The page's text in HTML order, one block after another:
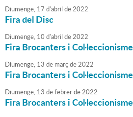
Diumenge, 17 d'abril de2022
Fira del Disc
Diumenge, 10 d'abril de2022
Fira Brocanters i Col·leccionisme
Diumenge, 13 de marçde2022
Fira Brocanters i Col·leccionisme
Diumenge, 13 defebrerde2022
Fira Brocanters i Col·leccionisme